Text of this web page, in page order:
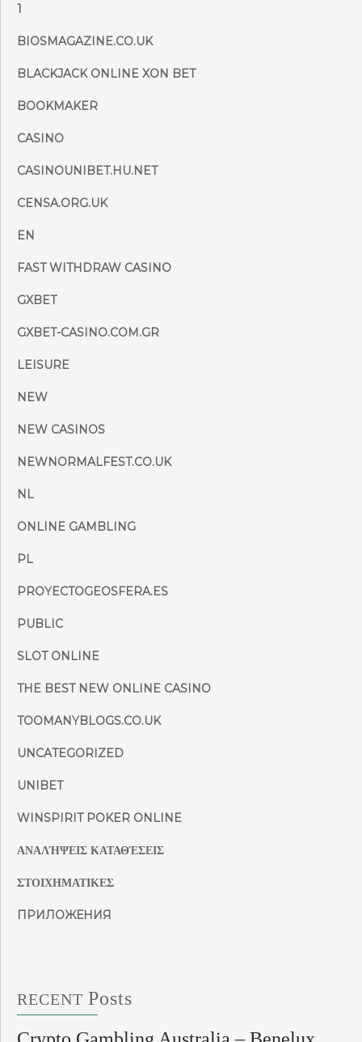
1
BIOSMAGAZINE.CO.UK
BLACKJACK ONLINE XON BET
BOOKMAKER
CASINO
CASINOUNIBET.HU.NET
CENSA.ORG.UK
EN
FAST WITHDRAW CASINO
GXBET
GXBET-CASINO.COM.GR
LEISURE
NEW
NEW CASINOS
NEWNORMALFEST.CO.UK
NL
ONLINE GAMBLING
PL
PROYECTOGEOSFERA.ES
PUBLIC
SLOT ONLINE
THE BEST NEW ONLINE CASINO
TOOMANYBLOGS.CO.UK
UNCATEGORIZED
UNIBET
WINSPIRIT POKER ONLINE
ΑΝΑΛΉΨΕΙΣ ΚΑΤΑΘΈΣΕΙΣ
ΣΤΟΙΧΗΜΑΤΙΚΕΣ
ПРИЛОЖЕНИЯ
RECENT Posts